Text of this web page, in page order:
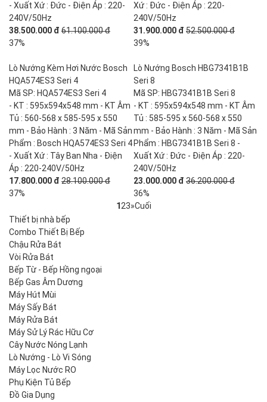
- Xuất Xứ : Đức - Điện Áp : 220-
240V/50Hz
38.500.000 đ 61.100.000 đ
37%
Xứ : Đức - Điện Áp : 220-
240V/50Hz
31.900.000 đ 52.500.000 đ
39%
Lò Nướng Kèm Hơi Nước Bosch
HQA574ES3 Seri 4
Mã SP: HQA574ES3 Seri 4
- KT : 595x594x548 mm - KT Âm
Tủ : 560-568 x 585-595 x 550
mm - Bảo Hành : 3 Năm - Mã Sản
Phẩm : Bosch HQA574ES3 Seri 4
- Xuất Xứ : Tây Ban Nha - Điện
Áp : 220-240V/50Hz
17.800.000 đ 28.100.000 đ
37%
Lò Nướng Bosch HBG7341B1B
Seri 8
Mã SP: HBG7341B1B Seri 8
- KT : 595x594x548 mm - KT Âm
Tủ : 585-595 x 560-568 x 550
mm - Bảo Hành : 3 Năm - Mã Sản
Phẩm : HBG7341B1B Seri 8 -
Xuất Xứ : Đức - Điện Áp : 220-
240V/50Hz
23.000.000 đ 36.200.000 đ
36%
1 23»Cuối
Thiết bị nhà bếp
Combo Thiết Bị Bếp
Chậu Rửa Bát
Vòi Rửa Bát
Bếp Từ - Bếp Hồng ngoại
Bếp Gas Âm Dương
Máy Hút Mùi
Máy Sấy Bát
Máy Rửa Bát
Máy Sử Lý Rác Hữu Cơ
Cây Nước Nóng Lạnh
Lò Nướng - Lò Vi Sóng
Máy Lọc Nước RO
Phụ Kiện Tủ Bếp
Đồ Gia Dụng